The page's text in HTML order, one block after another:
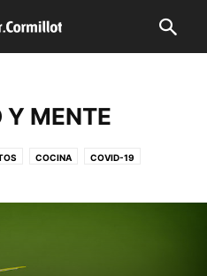
Y MENTE
COCINA COVID-19
INDUSTRIA INNOVACIÓN
SALUD